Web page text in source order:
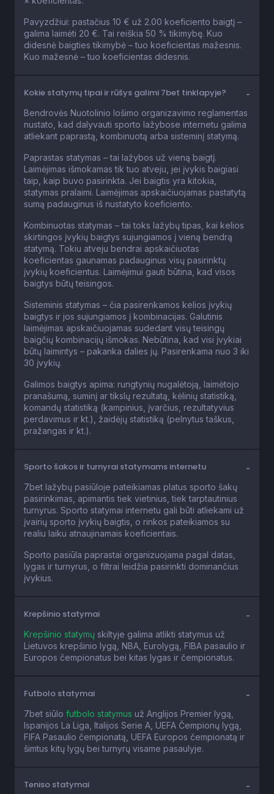
galima laimėti 20 €. Tai reiškia 50 % tikimybę. Kuo
didesnė baigties tikimybė – tuo koeficientas mažesnis.
Kuo mažesnė – tuo koeficientas didesnis.
nustato, kad dalyvauti sporto lažybose internetu galima
atliekant paprastą, kombinuotą arba sisteminį statymą.
Laimėjimas išmokamas tik tuo atveju, jei įvykis baigiasi
taip, kaip buvo pasirinkta. Jei baigtis yra kitokia,
statymas pralaimi. Laimėjimas apskaičiuojamas pastatytą
sumą padauginus iš nustatyto koeficiento.
skirtingos įvykių baigtys sujungiamos į vieną bendrą
statymą. Tokiu atveju bendrai apskaičiuotas
koeficientas gaunamas padauginus visų pasirinktų
įvykių koeficientus. Laimėjimui gauti būtina, kad visos
baigtys būtų teisingos.
baigtys ir jos sujungiamos į kombinacijas. Galutinis
laimėjimas apskaičiuojamas sudedant visų teisingų
baigčių kombinacijų išmokas. Nebūtina, kad visi įvykiai
būtų laimintys – pakanka dalies jų. Pasirenkama nuo 3 iki
30 įvykių.
pranašumą, suminį ar tikslų rezultatą, kėlinių statistiką,
komandų statistiką (kampinius, įvarčius, rezultatyvius
perdavimus ir kt.), žaidėjų statistiką (pelnytus taškus,
pražangas ir kt.).
pasirinkimas, apimantis tiek vietinius, tiek tarptautinius
turnyrus. Sporto statymai internetu gali būti atliekami už
įvairių sporto įvykių baigtis, o rinkos pateikiamos su
realiu laiku atnaujinamais koeficientais.
lygas ir turnyrus, o filtrai leidžia pasirinkti dominančius
įvykius.
Lietuvos krepšinio lygą, NBA, Eurolygą, FIBA pasaulio ir
Europos čempionatus bei kitas lygas ir čempionatus.
Ispanijos La Liga, Italijos Serie A, UEFA Čempionų lygą,
FIFA Pasaulio čempionatą, UEFA Europos čempionatą ir
šimtus kitų lygų bei turnyrų visame pasaulyje.